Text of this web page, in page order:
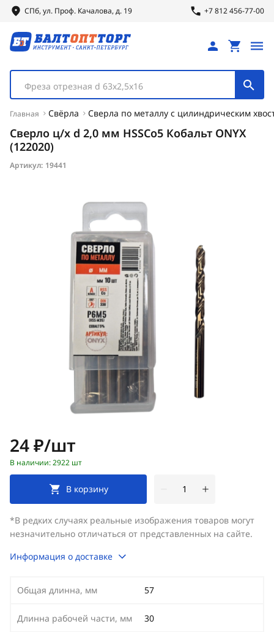
СПб, ул. Проф. Качалова, д. 19 +7 812 456-77-00
Фреза отрезная d 63х2,5х16
Главная Свёрла Сверла по металлу с цилиндрическим
Сверло ц/х d 2,0 мм HSSCo5 Кобальт ONYX
(122020)
Артикул: 19441
Цена:
24 ₽/шт
В наличии: 2922 шт
В корзину
*В редких случаях реальные изображения товаров могут
незначительно отличаться от представленных на сайте.
Информация о доставке
Общая длинна, мм 57
Длинна рабочей части, мм 30